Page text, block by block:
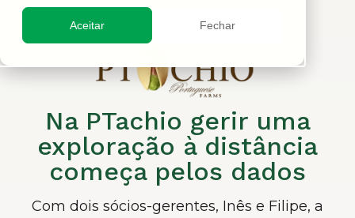
Aceitar Fechar
Na PTachio gerir uma
exploração à distância
começa pelos dados
Com dois sócios-gerentes, Inês e Filipe, a